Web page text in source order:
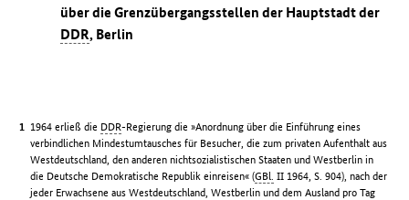
über die Grenzübergangsstellen der Hauptstadt der
DDR, Berlin
1964 erließ die DDR-Regierung die »Anordnung über die Einführung eines
verbindlichen Mindestumtausches für Besucher, die zum privaten Aufenthalt aus
Westdeutschland, den anderen nichtsozialistischen Staaten und Westberlin in
die Deutsche Demokratische Republik einreisen« (GBl. II 1964, S. 904), nach der
jeder Erwachsene aus Westdeutschland, Westberlin und dem Ausland pro Tag